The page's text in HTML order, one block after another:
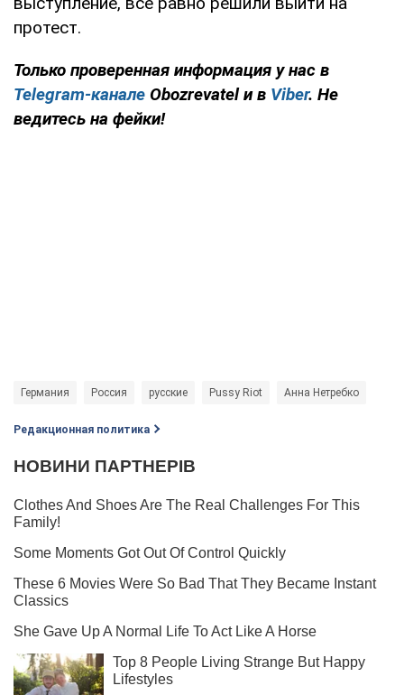
протест.
Только проверенная информация у нас в
Telegram-канале Obozrevatel и в Viber. Не
ведитесь на фейки!
Германия Россия русские Pussy Riot Анна Нетребко
Редакционная политика